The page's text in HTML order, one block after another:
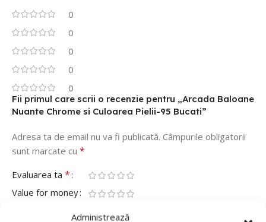
Administrează
0
0
0
0
0
Fii primul care scrii o recenzie pentru „Arcada Baloane
Nuante Chrome si Culoarea Pielii-95 Bucati”
Adresa ta de email nu va fi publicată. Câmpurile obligatorii
sunt marcate cu *
Evaluarea ta *
Value for money